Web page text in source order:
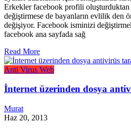
Erkekler facebook profili oluşturduktan
değiştirmese de bayanların evlilik den
değişiyor. Facebook isminizi
facebook ana sayfada sağ
Read More
Anti Virus Web
İnternet üzerinden dosya
Murat
Haz 20, 2013